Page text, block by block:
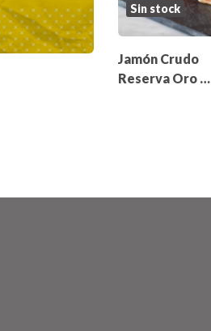
Sin stock
Jamón Crudo
Reserva Oro La